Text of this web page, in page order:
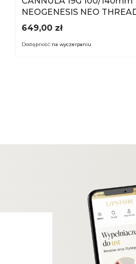
NEOGENESIS NEO
1x20 szt.
Cena
649,00 zł
Dostępność: na wyczerpaniu